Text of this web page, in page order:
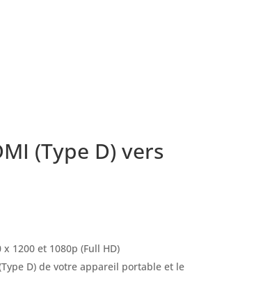
(Type D) vers
1200 et 1080p (Full HD)
D) de votre appareil portable et le